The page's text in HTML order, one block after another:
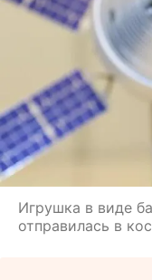
Игрушка в виде
отправилась в